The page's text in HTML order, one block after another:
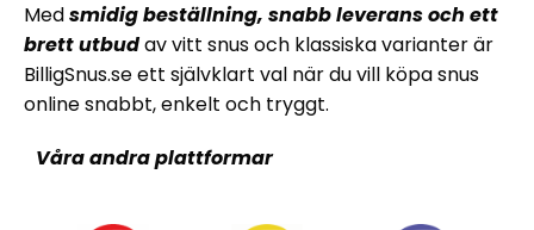
Medsmidig beställning, snabb leverans och ett
brett utbudav vitt snus och klassiska varianter är
BilligSnus.se ett självklart val när du vill köpa snus
online snabbt, enkelt och tryggt.
Våra andra plattformar